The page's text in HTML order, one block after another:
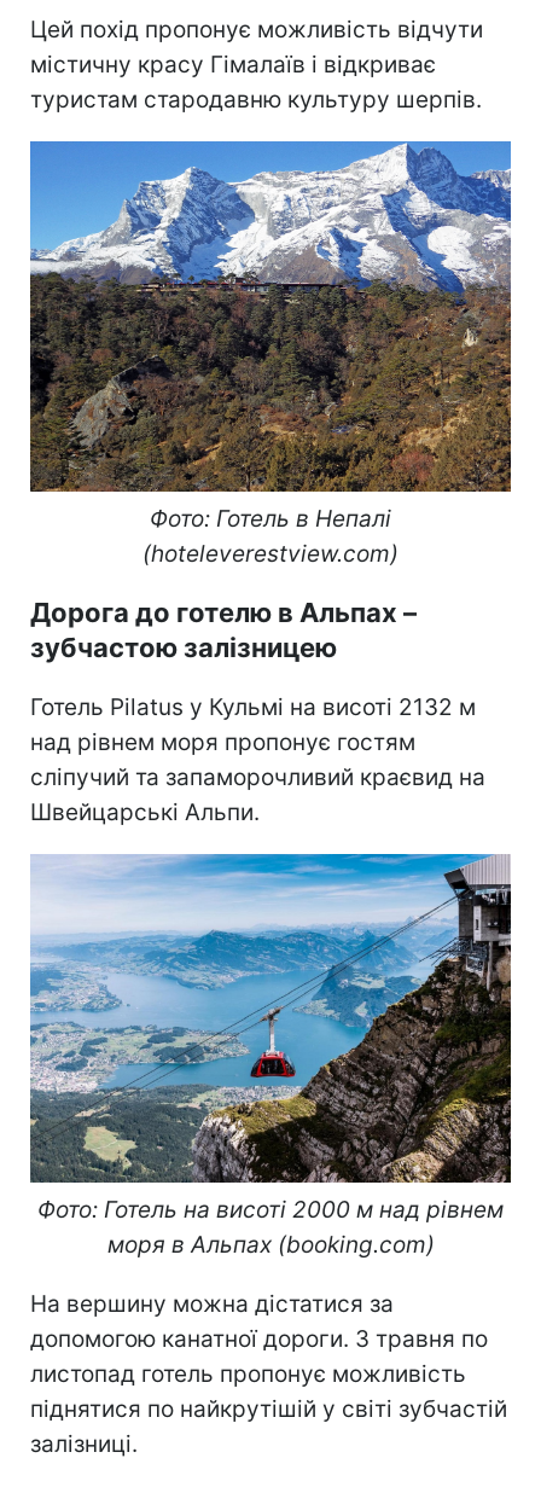
Цей похід пропонує можливість відчути
містичну красу Гімалаїв і відкриває
туристам стародавню культуру шерпів.
Фото: Готель в Непалі
(hoteleverestview.com)
Дорога до готелю в Альпах –
зубчастою залізницею
Готель Pilatus у Кульмі на висоті 2132 м
над рівнем моря пропонує гостям
сліпучий та запаморочливий краєвид на
Швейцарські Альпи.
Фото: Готель на висоті 2000 м над рівнем
моря в Альпах (booking.com)
На вершину можна дістатися за
допомогою канатної дороги. З травня по
листопад готель пропонує можливість
піднятися по найкрутішій у світі зубчастій
залізниці.